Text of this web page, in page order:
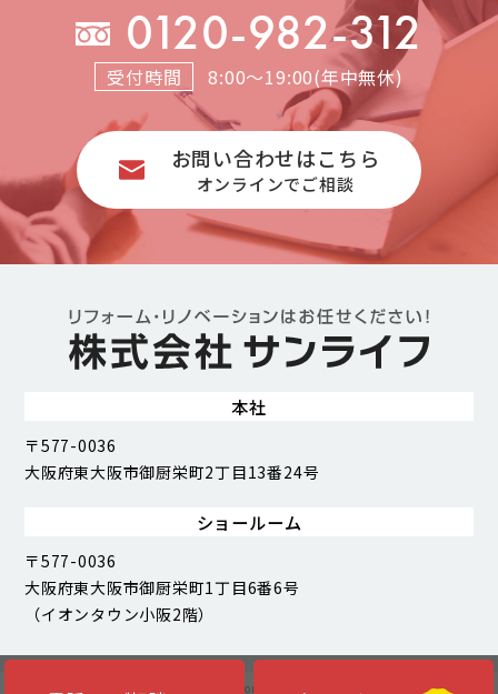
0120-982-312
受付時間 8:00～19:00(年中無休)
お問い合わせはこちら
オンラインでご相談
本社
〒577-0036
大阪府東大阪市御厨栄町2丁目13番24号
ショールーム
〒577-0036
大阪府東大阪市御厨栄町1丁目6番6号
（イオンタウン小阪2階）
Copyright (C) Sunlife Corporation. All Rights Reserved.